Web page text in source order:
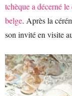
tchèque a décerné
belge. Après la
son invité en visite